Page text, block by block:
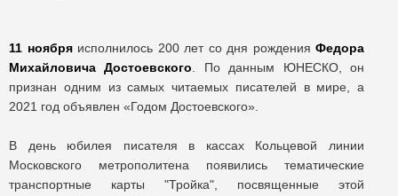
11 ноябряисполнилось 200 лет со дня рождения Федора
Михайловича Достоевского . По данным ЮНЕСКО, он
признан одним из самых читаемых писателей в мире, а
2021 год объявлен «Годом Достоевского».
В день юбилея писателя в кассах Кольцевой линии
Московского метрополитена появились тематические
транспортные карты "Тройка", посвященные этой